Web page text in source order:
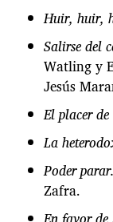
Huir, huir,
Salirse del
Watling y
Jesús
El placer
La
Poder
Zafra.